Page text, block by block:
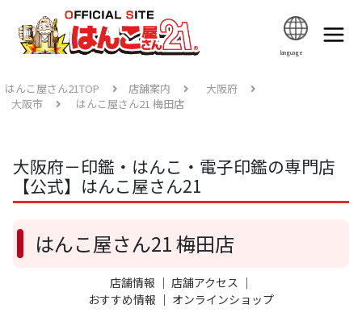
language
はんこ屋さん21TOP 店舗案内
大阪府
大阪市
はんこ屋さん21 梅田店
大阪府－印鑑・はんこ・電子印鑑の専門店
【公式】はんこ屋さん21
はんこ屋さん21 梅田店
店舗情報 ｜ 店舗アクセス ｜
おすすめ情報 ｜ オンラインショップ